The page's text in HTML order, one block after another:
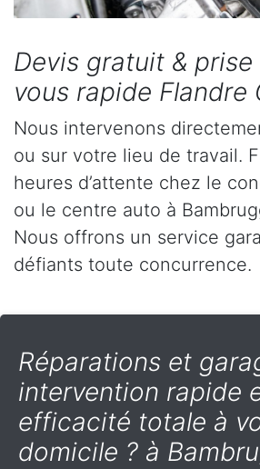
Devis gratuit &
vous rapide Flandre
Nous intervenons
ou sur votre lieu de travail.
heures d’attente chez le
ou le centre auto à
Nous offrons un service
défiants toute concurrence.
Réparations et
intervention rapide
efficacité totale à
domicile ? à